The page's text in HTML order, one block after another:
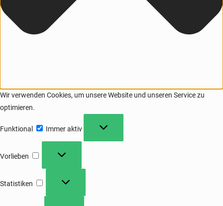
Wir verwenden Cookies, um unsere Website und unseren Service zu
optimieren.
Funktional Immer aktiv
Vorlieben
Statistiken